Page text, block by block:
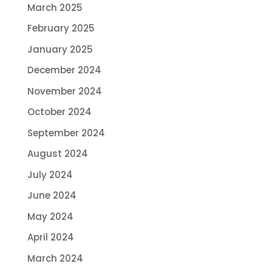
March 2025
February 2025
January 2025
December 2024
November 2024
October 2024
September 2024
August 2024
July 2024
June 2024
May 2024
April 2024
March 2024